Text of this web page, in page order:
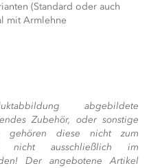
(Standard oder auch
mit Armlehne
abgebildete
Zubehör, oder sonstige
gehören diese nicht zum
ausschließlich im
Der angebotene Artikel